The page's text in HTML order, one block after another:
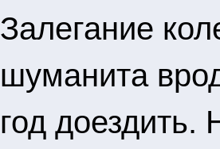
Залегание
шуманита
год